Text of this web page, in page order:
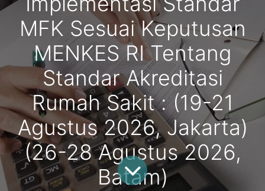
MFK Sesuai Keputusan
MENKES RI Tentang
Standar Akreditasi
Rumah Sakit : (19-21
Agustus 2026, Jakarta)
(26-28 Agustus 2026,
Batam)